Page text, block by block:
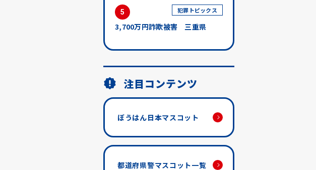
5 犯罪トピックス
3,700万円詐欺被害 三重県
注目コンテンツ
ぼうはん日本マスコット
都道府県警マスコット一覧